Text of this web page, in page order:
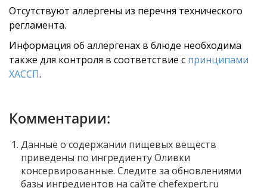
Отсутствуют аллергены из перечня технического
регламента.
Информация об аллергенах в блюде необходима
также для контроля в соответствие с принципами
ХАССП.
Комментарии:
Данные о содержании пищевых веществ
приведены по ингредиенту Оливки
консервированные. Следите за обновлениями
базы ингредиентов на сайте chefexpert.ru